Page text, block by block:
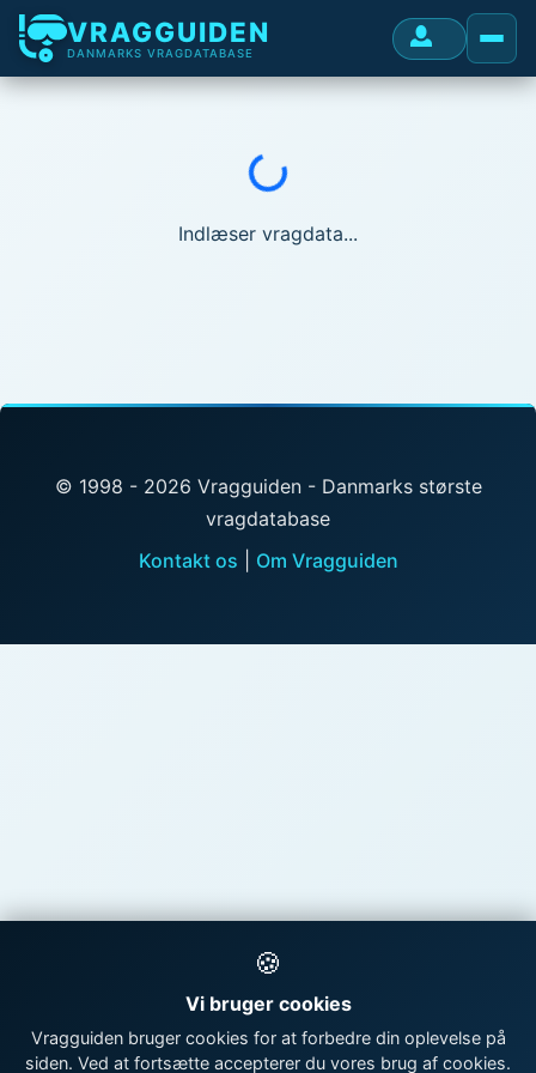
VRAGGUIDEN
DANMARKS VRAGDATABASE
Indlæser...
Indlæser vragdata...
© 1998 - 2026 Vragguiden - Danmarks største
vragdatabase
Kontakt os
Om Vragguiden
🍪
Vi bruger cookies
Vragguiden bruger cookies for at forbedre din oplevelse på
siden. Ved at fortsætte accepterer du vores brug af cookies.